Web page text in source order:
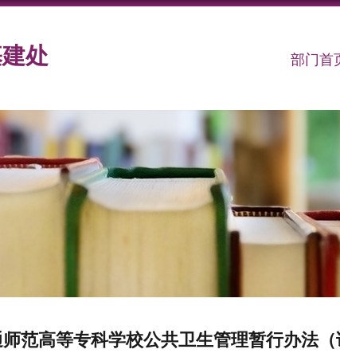
处 部门首
范高等专科学校公共卫生管理暂行办法（